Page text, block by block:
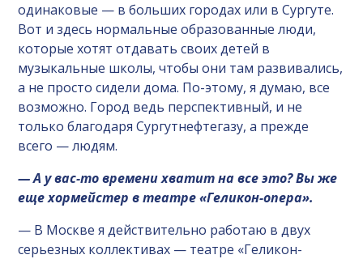
одинаковые — в больших городах или в Сургуте.
Вот и здесь нормальные образованные люди,
которые хотят отдавать своих детей в
музыкальные школы, чтобы они там развивались,
а не просто сидели дома. По-этому, я думаю, все
возможно. Город ведь перспективный, и не
только благодаря Сургутнефтегазу, а прежде
всего — людям.
— А у вас-то времени хватит на все это? Вы же
еще хормейстер в театре «Геликон-опера».
— В Москве я действительно работаю в двух
серьезных коллективах — театре «Геликон-